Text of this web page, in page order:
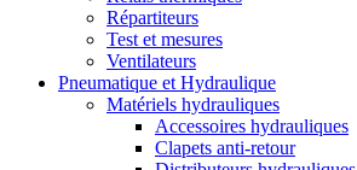
Répartiteurs
Test et mesures
Ventilateurs
Pneumatique et Hydraulique
Matériels hydrauliques
Accessoires hydrauliques
Clapets anti-retour